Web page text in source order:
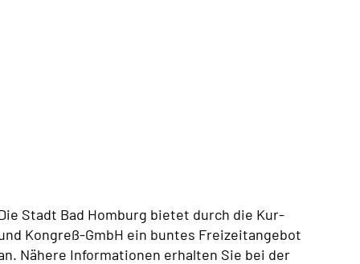
Stadt Bad Homburg bietet durch die Kur-
Kongreß-GmbH ein buntes Freizeitangebot
Nähere Informationen erhalten Sie bei der